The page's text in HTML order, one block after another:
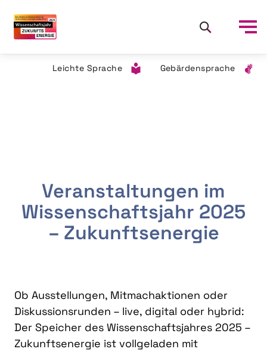
Leichte Sprache Gebärdensprache
Veranstaltungen im
Wissenschaftsjahr 2025
– Zukunftsenergie
Ob Ausstellungen, Mitmachaktionen oder
Diskussionsrunden – live, digital oder hybrid:
Der Speicher des Wissenschaftsjahres 2025 –
Zukunftsenergie ist vollgeladen mit